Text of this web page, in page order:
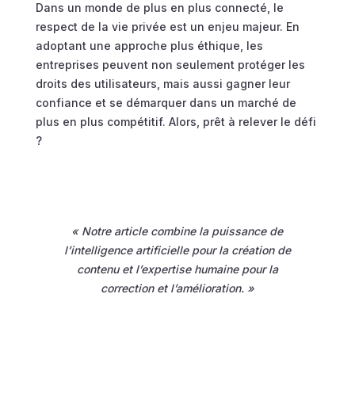
Dans un monde de plus en plus connecté, le
respect de la vie privée est un enjeu majeur. En
adoptant une approche plus éthique, les
entreprises peuvent non seulement protéger les
droits des utilisateurs, mais aussi gagner leur
confiance et se démarquer dans un marché de
plus en plus compétitif. Alors, prêt à relever le défi
?
« Notre article combine la puissance de
l’intelligence artificielle pour la création de
contenu et l’expertise humaine pour la
correction et l’amélioration. »